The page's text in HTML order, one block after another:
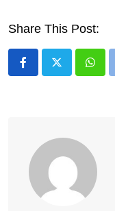
Share This Post: